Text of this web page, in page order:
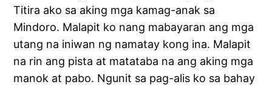
Titira ako sa aking mga kamag-anak sa
Mindoro. Malapit ko nang mabayaran ang mga
utang na iniwan ng namatay kong ina. Malapit
na rin ang pista at matataba na ang aking mga
manok at pabo. Ngunit sa pag-alis ko sa bahay